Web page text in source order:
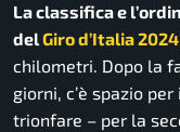
La classifica e
delGiro d’Italia 2024
chilometri. Dopo la
giorni, c’è spazio
trionfare – per la